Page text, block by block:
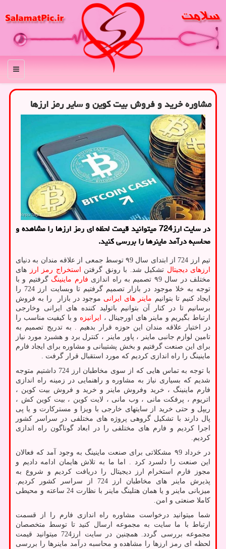
منو
مشاوره خرید و فروش بیت کوین و سایر رمز ارزها
در سایت ارز724 میتوانید قیمت لحظه ای رمز ارزها را مشاهده و
محاسبه درآمد ماینرها را بررسی کنید.
تیم ارز 724 از ابتدای سال ۹9 توسط جمعی از علاقه مندان به دنیای
ارزهای دیجیتال تشکیل شد. با رونق گرفتن استخراج رمز ارز
های
مختلف در سال ۹9 تصمیم به راه اندازی
فارم ماینینگ گرفتیم و با
توجه به خلا موجود در بازار تصمیم گرفتیم تا وبسایت ارز 724 را
ایجاد کنیم تا بتوانیم ماینر های ایرانی موجود در بازار را به فروش
برسانیم تا در کنار آن بتوانیم باتولید کننده های ایرانی وخارجی
ارتباط بگیریم و ماینر های اورجینال ،
ایرانیزه و با کیفیت مناسب را
در اختیار علاقه مندان این حوزه قرار بدهیم . به تدریج تصمیم به
تامین لوازم جانبی ماینر ، پاور ماینر ، کنترل برد و هشبرد مورد نیاز
برای این صنعت گرفتیم و بخش پشتیبانی و مشاوره برای ایجاد فارم
ماینینگ را راه اندازی کردیم که مورد استقبال قرار گرفت .
با توجه به تماس هایی که از سوی مخاطبان ارز 724 داشتیم متوجه
شدیم که بسیاری نیاز به مشاوره و راهنمایی در زمینه راه اندازی
فارم ماینینگ ، خرید وفروش ماینر و خرید و فروش بیت کوین ،
اتریوم ، پرفکت مانی ، وب مانی ، لایت کوین ، بیت کوین کش ،
ریپل و حتی خرید از سایتهای خارجی با ویزا و مسترکارت و یا پی
پال دارند با تشکیل گروهی پروژه های مختلفی در سراسر کشور
اجرا کردیم و فارم های مختلفی را در ابعاد گوناگون راه اندازی
کردیم.
در خرداد ۹9 مشکلاتی برای صنعت ماینینگ به وجود آمد که فعالان
این صنعت را دلسرد کرد . اما ما به تلاش هایمان ادامه دادیم و
مجوز فارم استخرام ارز دیجیتال را دریافت کردیم و شروع به
پذیرش ماینر های مخاطبان ارز 724 از سراسر کشور کردیم.
میزبانی ماینر و یا همان هتلینگ ماینر با نظارت 24 ساعته و محیطی
کاملا صنعتی و امن.
شما میتوانید درخواست مشاوره راه اندازی فارم را از قسمت
ارتباط با ما سایت به مجموعه ارسال کنید تا توسط متخصصان
مجموعه بررسی گردد. همچنین در سایت ارز724 میتوانید قیمت
لحظه ای رمز ارزها را مشاهده و محاسبه درآمد ماینرها را بررسی